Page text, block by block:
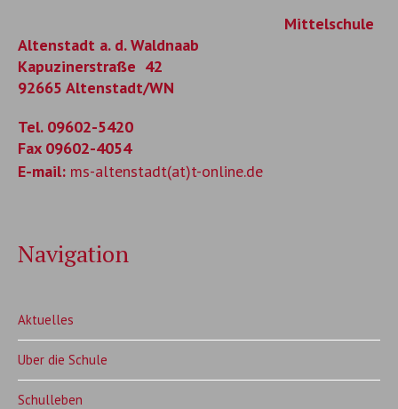
Mittelschule
Altenstadt a. d. Waldnaab
Kapuzinerstraße 42
92665 Altenstadt/WN
Tel. 09602-5420
Fax 09602-4054
E-mail: ms-altenstadt(at)t-online.de
Navigation
Aktuelles
Uber die Schule
Schulleben